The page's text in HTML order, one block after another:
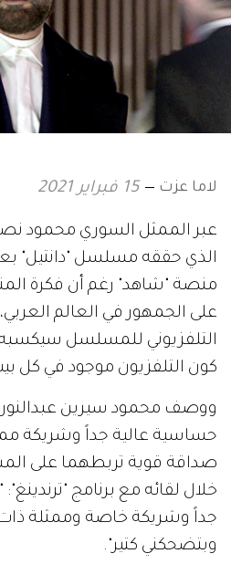
لاما عزت 15 فبراير 2021
عبر الممثل السوري محمود
الذي حققه مسلسل "دانتيل"
منصة "شاهد" رغم أن فكرة
على الجمهور في العالم
التلفزيوني للمسلسل سيكسبه
كون التلفزيون موجود في كل
ووصف محمود سيرين عبدالنور
حساسية عالية جداً وشريكة
صداقة قوية تربطهما على
خلال لقائه مع برنامج
جداً وشريكة خاصة وممثلة
وبتضحكني كتير".